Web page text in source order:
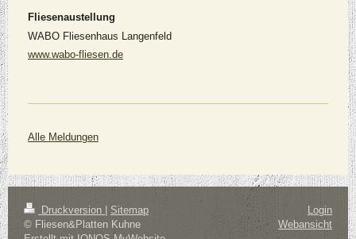
Fliesenaustellung
WABO Fliesenhaus Langenfeld
www.wabo-fliesen.de
Alle Meldungen
Druckversion | Sitemap
© Fliesen&Platten Kuhne
Login
Webansicht